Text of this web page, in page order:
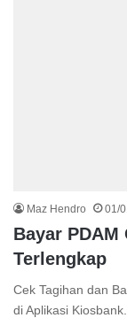
Maz Hendro 01/
Bayar
Terlengkap
Cek Tagihan dan
di Aplikasi